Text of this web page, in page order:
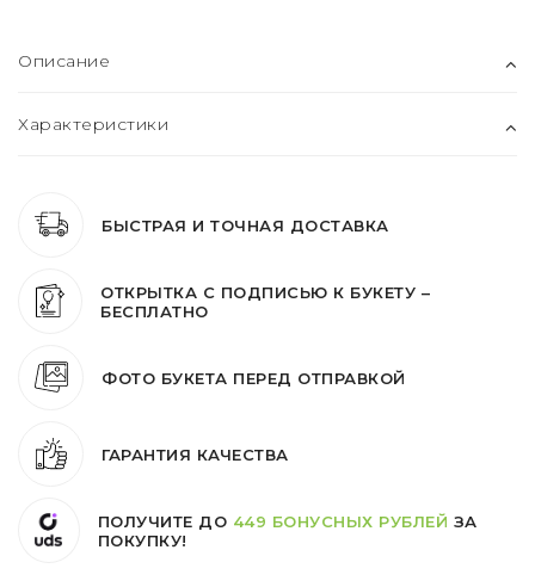
Описание
Характеристики
БЫСТРАЯ И ТОЧНАЯ ДОСТАВКА
ОТКРЫТКА С ПОДПИСЬЮ К БУКЕТУ –
БЕСПЛАТНО
ФОТО БУКЕТА ПЕРЕД ОТПРАВКОЙ
ГАРАНТИЯ КАЧЕСТВА
ПОЛУЧИТЕ ДО 449 БОНУСНЫХ РУБЛЕЙ ЗА
ПОКУПКУ!